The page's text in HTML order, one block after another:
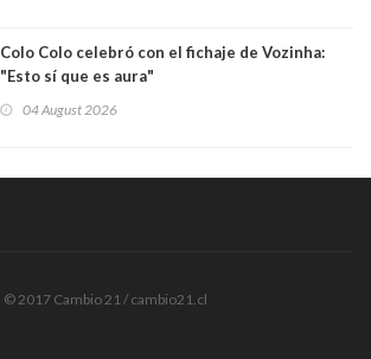
Colo Colo celebró con el fichaje de Vozinha:
"Esto sí que es aura"
04 August 2026
© 2017 Cambio 21 / cambio21.cl